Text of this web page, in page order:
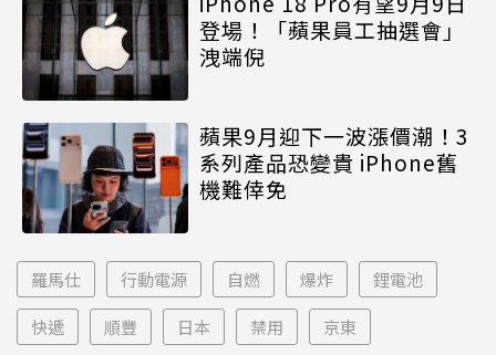
登場！「蘋果員工抽選會」
洩端倪
蘋果9月迎下一波漲價潮！3
系列產品恐變貴 iPhone舊
機難倖免
羅馬仕 行動電源 自燃 爆炸 鋰電池
快遞 順豐 日本 禁用 京東